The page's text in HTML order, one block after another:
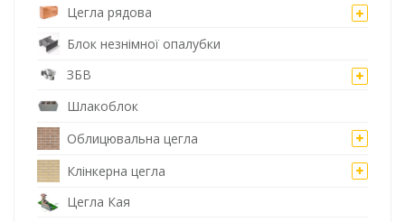
Цегла рядова
Блок незнімної опалубки
ЗБВ
Шлакоблок
Облицювальна цегла
Клінкерна цегла
Цегла Кая